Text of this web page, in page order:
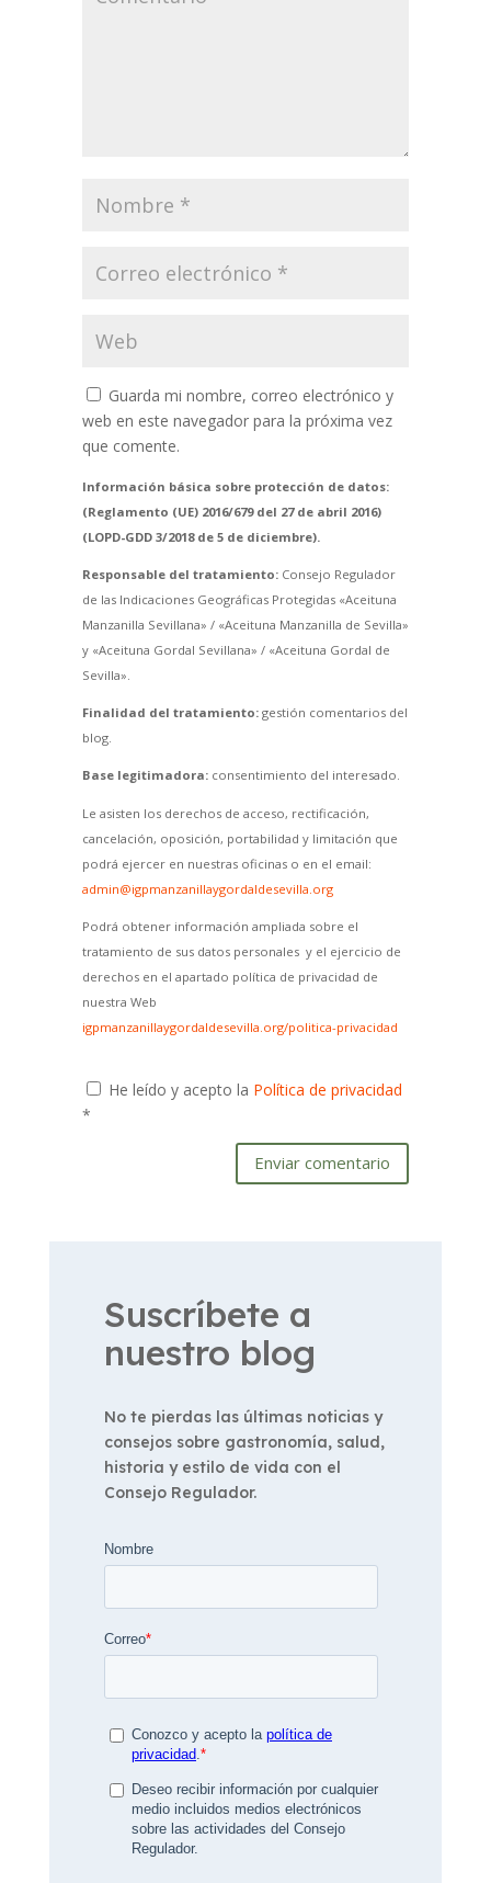
Guarda mi nombre, correo electrónico y
web en este navegador para la próxima vez
que comente.
Información básica sobre protección de datos:
(Reglamento (UE) 2016/679 del 27 de abril 2016)
(LOPD-GDD 3/2018 de 5 de diciembre).
Responsable del tratamiento:Consejo Regulador
de las Indicaciones Geográficas Protegidas «Aceituna
Manzanilla Sevillana» / «Aceituna Manzanilla de Sevilla»
y «Aceituna Gordal Sevillana» / «Aceituna Gordal de
Sevilla».
Finalidad del tratamiento:gestión comentarios del
blog.
Base legitimadora:consentimiento del interesado.
Le asisten los derechos de acceso, rectificación,
cancelación, oposición, portabilidad y limitación que
podrá ejercer en nuestras oficinas o en el email:
admin@igpmanzanillaygordaldesevilla.org
Podrá obtener información ampliada sobre el
tratamiento de sus datos personales y el ejercicio de
derechos en el apartado política de privacidad de
nuestra Web
igpmanzanillaygordaldesevilla.org/politica-privacidad
He leído y acepto la Política de privacidad
*
Enviar comentario
Suscríbete a
nuestro blog
No te pierdas las últimas noticias y
consejos sobre gastronomía, salud,
historia y estilo de vida con el
Consejo Regulador.